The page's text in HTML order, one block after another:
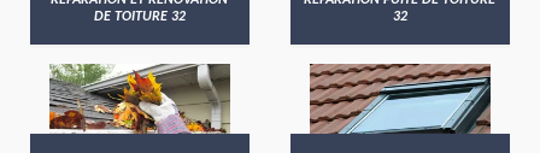
DE TOITURE 32
32